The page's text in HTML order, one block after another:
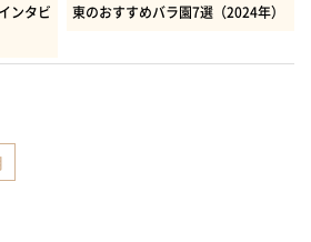
ンタビ
東のおすすめバラ園7選（2024年）